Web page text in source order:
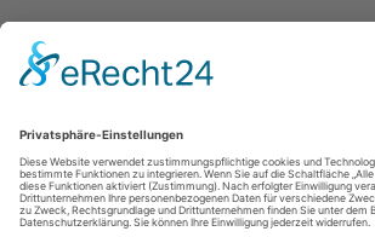
04932 Gröden
Tel 035343.